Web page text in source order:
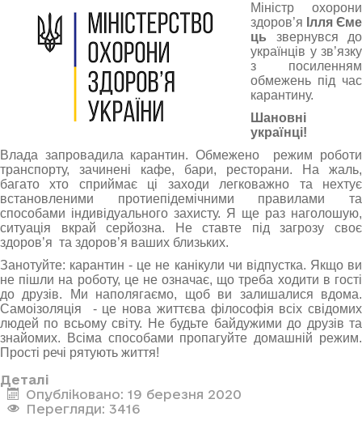
Міністр охорони
здоров’я Ілля Єме
ць звернувся до
українців у зв’язку
з посиленням
обмежень під час
карантину.
Шановні
українці!
Влада запровадила карантин. Обмежено режим роботи
транспорту, зачинені кафе, бари, ресторани. На жаль,
багато хто сприймає ці заходи легковажно та нехтує
встановленими протиепідемічними правилами та
способами індивідуального захисту. Я ще раз наголошую,
ситуація вкрай серйозна. Не ставте під загрозу своє
здоров’я та здоров’я ваших близьких.
Занотуйте: карантин - це не канікули чи відпустка. Якщо ви
не пішли на роботу, це не означає, що треба ходити в гості
до друзів. Ми наполягаємо, щоб ви залишалися вдома.
Самоізоляція - це нова життєва філософія всіх свідомих
людей по всьому світу. Не будьте байдужими до друзів та
знайомих. Всіма способами пропагуйте домашній режим.
Прості речі рятують життя!
Деталі
Опубліковано: 19 березня 2020
Перегляди: 3416